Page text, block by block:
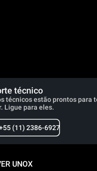
técnico
técnicos estão prontos para
Ligue para eles.
(11) 2386-6927
UNOX